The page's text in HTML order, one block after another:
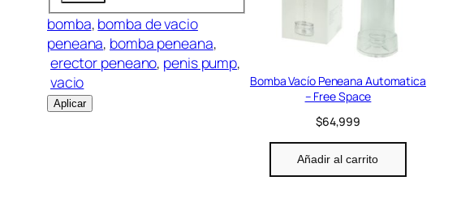
o
r
í
a
l
i
m
e
n
t
bomba, bomba de vacio
peneana, bomba peneana,
erector peneano, penis pump,
vacio
Aplicar
Bomba Vacío Peneana Automatica
– Free Space
$64,999
Añadir al carrito